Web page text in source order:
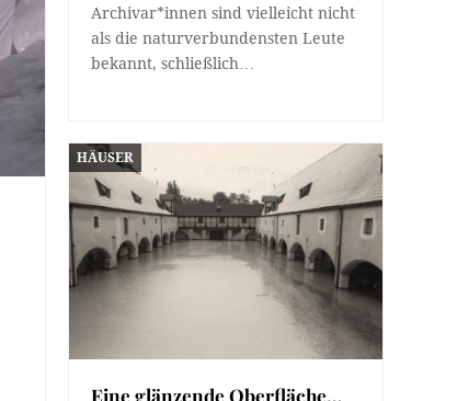
Archivar*innen sind vielleicht nicht
als die naturverbundensten Leute
bekannt, schließlich…
HÄUSER
Eine glänzende Oberfläche…